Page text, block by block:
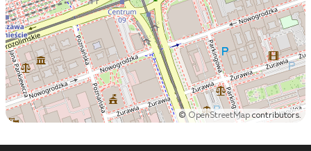
©OpenStreetMapcontributors.